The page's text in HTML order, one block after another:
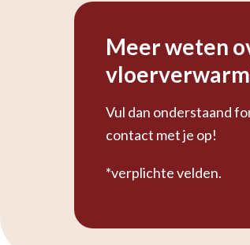
Meer weten
Vul dan onderstaand
contact met je op!
*verplichte velden.